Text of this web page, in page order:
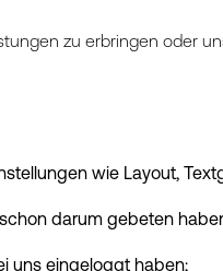
zu erbringen oder
wie Layout,
darum gebeten
uns eingeloggt haben;